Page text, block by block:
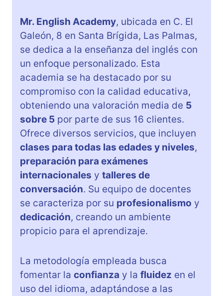
Mr. English Academy, ubicada en C. El
Galeón, 8 en Santa Brígida, Las Palmas,
se dedica a la enseñanza del inglés con
un enfoque personalizado. Esta
academia se ha destacado por su
compromiso con la calidad educativa,
obteniendo una valoración media de 5
sobre 5 por parte de sus 16 clientes.
Ofrece diversos servicios, que incluyen
clases para todas las edades y niveles,
preparación para exámenes
internacionales y talleres de
conversación. Su equipo de docentes
se caracteriza por su profesionalismo y
dedicación, creando un ambiente
propicio para el aprendizaje.
La metodología empleada busca
fomentar la confianza y la fluidez en el
uso del idioma, adaptándose a las